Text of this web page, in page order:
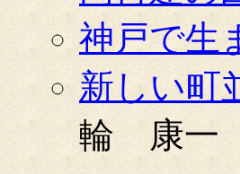
神戸で生
新しい町
輪 康一